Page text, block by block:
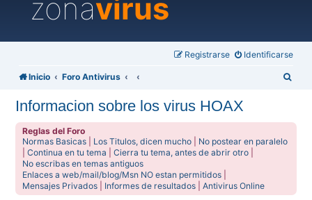
zonavirus
Identificarse
Registrarse
Inicio Foro Antivirus
Informacion sobre los virus HOAX
Reglas del Foro
Normas Basicas
Los Titulos, dicen mucho
No postear en paralelo
|Continua en tu tema |Cierra tu tema, antes de abrir otro
No escribas en temas antiguos
Enlaces a web/mail/blog/Msn NO estan permitidos
Mensajes Privados
Informes de resultados |Antivirus Online